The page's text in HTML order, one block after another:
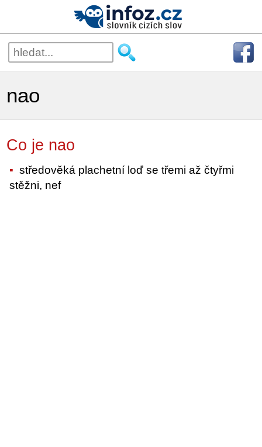
nao
Co je nao
středověká plachetní loď se třemi až čtyřmi
stěžni, nef